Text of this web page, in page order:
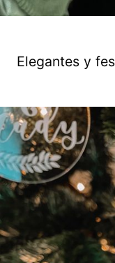
Elegantes y